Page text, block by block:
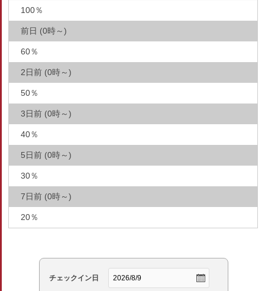
100％
前日 (0時～)
60％
2日前 (0時～)
50％
3日前 (0時～)
40％
5日前 (0時～)
30％
7日前 (0時～)
20％
チェックイン日